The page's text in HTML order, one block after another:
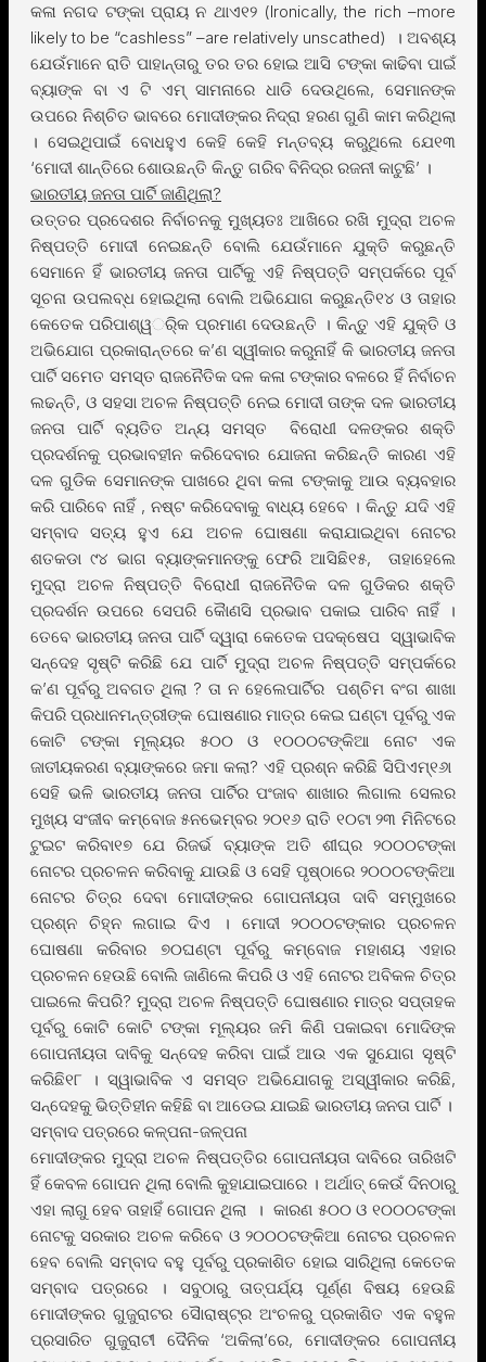
କଳା ନଗଦ ଟଙ୍କା ପ୍ରାୟ ନ ଥାଏ୧୨ (Ironically, the rich –more
likely to be “cashless” –are relatively unscathed) । ଅବଶ୍ୟ
ଯେଉଁମାନେ ରାତି ପାହାନ୍ତାରୁ ତର ତର ହୋଇ ଆସି ଟଙ୍କା କାଢିବା ପାଇଁ
ବ୍ୟାଙ୍କ ବା ଏ ଟି ଏମ୍ ସାମନାରେ ଧାଡି ଦେଉଥିଲେ, ସେମାନଙ୍କ
ଉପରେ ନିଶ୍ଚିତ ଭାବରେ ମୋଦୀଙ୍କର ନିଦ୍ରା ହରଣ ଗୁଣି କାମ କରିଥିଲା
। ସେଇଥିପାଇଁ ବୋଧହୁଏ କେହି କେହି ମନ୍ତବ୍ୟ କରୁଥିଲେ ଯେ୧୩
‘ମୋଦୀ ଶାନ୍ତିରେ ଶୋଉଛନ୍ତି କିନ୍ତୁ ଗରିବ ବିନିଦ୍ର ରଜନୀ କାଟୁଛି’ ।
ଭାରତୀୟ ଜନତା ପାର୍ଟି ଜାଣିଥିଲା?
ଉତ୍ତର ପ୍ରଦେଶର ନିର୍ବାଚନକୁ ମୁଖ୍ୟତଃ ଆଖିରେ ରଖି ମୁଦ୍ରା ଅଚଳ
ନିଷ୍ପତ୍ତି ମୋଦୀ ନେଇଛନ୍ତି ବୋଲି ଯେଉଁମାନେ ଯୁକ୍ତି କରୁଛନ୍ତି
ସେମାନେ ହିଁ ଭାରତୀୟ ଜନତା ପାର୍ଟିକୁ ଏହି ନିଷ୍ପତ୍ତି ସମ୍ପର୍କରେ ପୂର୍ବ
ସୂଚନା ଉପଲବ୍ଧ ହୋଇଥିଲା ବୋଲି ଅଭିଯୋଗ କରୁଛନ୍ତି୧୪ ଓ ତାହାର
କେତେକ ପରିପାଶ୍ୱର୍ିକ ପ୍ରମାଣ ଦେଉଛନ୍ତି । କିନ୍ତୁ ଏହି ଯୁକ୍ତି ଓ
ଅଭିଯୋଗ ପ୍ରକାରାନ୍ତରେ କ’ଣ ସ୍ୱୀକାର କରୁନାହିଁ କି ଭାରତୀୟ ଜନତା
ପାର୍ଟି ସମେତ ସମସ୍ତ ରାଜନୈତିକ ଦଳ କଳା ଟଙ୍କାର ବଳରେ ହିଁ ନିର୍ବାଚନ
ଲଢନ୍ତି, ଓ ସହସା ଅଚଳ ନିଷ୍ପତ୍ତି ନେଇ ମୋଦୀ ତାଙ୍କ ଦଳ ଭାରତୀୟ
ଜନତା ପାର୍ଟି ବ୍ୟତିତ ଅନ୍ୟ ସମସ୍ତ ବିରୋଧୀ ଦଳଙ୍କର ଶକ୍ତି
ପ୍ରଦର୍ଶନକୁ ପ୍ରଭାବହୀନ କରିଦେବାର ଯୋଜନା କରିଛନ୍ତି କାରଣ ଏହି
ଦଳ ଗୁଡିକ ସେମାନଙ୍କ ପାଖରେ ଥିବା କଳା ଟଙ୍କାକୁ ଆଉ ବ୍ୟବହାର
କରି ପାରିବେ ନାହିଁ , ନଷ୍ଟ କରିଦେବାକୁ ବାଧ୍ୟ ହେବେ । କିନ୍ତୁ ଯଦି ଏହି
ସମ୍ବାଦ ସତ୍ୟ ହୁଏ ଯେ ଅଚଳ ଘୋଷଣା କରାଯାଇଥିବା ନୋଟର
ଶତକଡା ୯୪ ଭାଗ ବ୍ୟାଙ୍କମାନଙ୍କୁ ଫେରି ଆସିଛି୧୫, ତାହାହେଲେ
ମୁଦ୍ରା ଅଚଳ ନିଷ୍ପତ୍ତି ବିରୋଧୀ ରାଜନୈତିକ ଦଳ ଗୁଡିକର ଶକ୍ତି
ପ୍ରଦର୍ଶନ ଉପରେ ସେପରି କୈାଣସି ପ୍ରଭାବ ପକାଇ ପାରିବ ନାହିଁ ।
ତେବେ ଭାରତୀୟ ଜନତା ପାର୍ଟି ଦ୍ୱାରା କେତେକ ପଦକ୍ଷେପ ସ୍ୱାଭାବିକ
ସନ୍ଦେହ ସୃଷ୍ଟି କରିଛି ଯେ ପାର୍ଟି ମୁଦ୍ରା ଅଚଳ ନିଷ୍ପତ୍ତି ସମ୍ପର୍କରେ
କ’ଣ ପୂର୍ବରୁ ଅବଗତ ଥିଲା ? ତା ନ ହେଲେପାର୍ଟିର ପଶ୍ଚିମ ବଂଗ ଶାଖା
କିପରି ପ୍ରଧାନମନ୍ତ୍ରୀଙ୍କ ଘୋଷଣାର ମାତ୍ର କେଇ ଘଣ୍ଟା ପୂର୍ବରୁ ଏକ
କୋଟି ଟଙ୍କା ମୂଲ୍ୟର ୫୦୦ ଓ ୧୦୦୦ଟଙ୍କିଆ ନୋଟ ଏକ
ଜାତୀୟକରଣ ବ୍ୟାଙ୍କରେ ଜମା କଲା? ଏହି ପ୍ରଶ୍ନ କରିଛି ସିପିଏମ୍୧୬ା
ସେହି ଭଳି ଭାରତୀୟ ଜନତା ପାର୍ଟିର ପଂଜାବ ଶାଖାର ଲିଗାଲ ସେଲର
ମୁଖ୍ୟ ସଂଜୀବ କମ୍ବୋଜ ୫ନଭେମ୍ବର ୨୦୧୬ ରାତି ୧୦ଟା ୨୩ ମିନିଟରେ
ଟୁଇଟ କରିବା୧୭ ଯେ ରିଜର୍ଭ ବ୍ୟାଙ୍କ ଅତି ଶୀଘ୍ର ୨୦୦୦ଟଙ୍କା
ନୋଟର ପ୍ରଚଳନ କରିବାକୁ ଯାଉଛି ଓ ସେହି ପୃଷ୍ଠାରେ ୨୦୦୦ଟଙ୍କିଆ
ନୋଟର ଚିତ୍ର ଦେବା ମୋଦୀଙ୍କର ଗୋପନୀୟତା ଦାବି ସମ୍ମୁଖରେ
ପ୍ରଶ୍ନ ଚିହ୍ନ ଲଗାଇ ଦିଏ । ମୋଦୀ ୨୦୦୦ଟଙ୍କାର ପ୍ରଚଳନ
ଘୋଷଣା କରିବାର ୭୦ଘଣ୍ଟା ପୂର୍ବରୁ କମ୍ବୋଜ ମହାଶୟ ଏହାର
ପ୍ରଚଳନ ହେଉଛି ବୋଲି ଜାଣିଲେ କିପରି ଓ ଏହି ନୋଟର ଅବିକଳ ଚିତ୍ର
ପାଇଲେ କିପରି? ମୁଦ୍ରା ଅଚଳ ନିଷ୍ପତ୍ତି ଘୋଷଣାର ମାତ୍ର ସପ୍ତାହକ
ପୂର୍ବରୁ କୋଟି କୋଟି ଟଙ୍କା ମୂଲ୍ୟର ଜମି କିଣି ପକାଇବା ମୋଦିଙ୍କ
ଗୋପନୀୟତା ଦାବିକୁ ସନ୍ଦେହ କରିବା ପାଇଁ ଆଉ ଏକ ସୁଯୋଗ ସୃଷ୍ଟି
କରିଛି୧୮ । ସ୍ୱାଭାବିକ ଏ ସମସ୍ତ ଅଭିଯୋଗକୁ ଅସ୍ୱୀକାର କରିଛି,
ସନ୍ଦେହକୁ ଭିତ୍ତିହୀନ କହିଛି ବା ଆଡେଇ ଯାଇଛି ଭାରତୀୟ ଜନତା ପାର୍ଟି ।
ସମ୍ବାଦ ପତ୍ରରେ କଳ୍ପନା-ଜଳ୍ପନା
ମୋଦୀଙ୍କର ମୁଦ୍ରା ଅଚଳ ନିଷ୍ପତ୍ତିର ଗୋପନୀୟତା ଦାବିରେ ତାରିଖଟି
ହିଁ କେବଳ ଗୋପନ ଥିଲା ବୋଲି କୁହାଯାଇପାରେ । ଅର୍ଥାତ୍ କେଉଁ ଦିନଠାରୁ
ଏହା ଲାଗୁ ହେବ ତାହାହିଁ ଗୋପନ ଥିଲା । କାରଣ ୫୦୦ ଓ ୧୦୦୦ଟଙ୍କା
ନୋଟକୁ ସରକାର ଅଚଳ କରିବେ ଓ ୨୦୦୦ଟଙ୍କିଆ ନୋଟର ପ୍ରଚଳନ
ହେବ ବୋଲି ସମ୍ବାଦ ବହୁ ପୂର୍ବରୁ ପ୍ରକାଶିତ ହୋଇ ସାରିଥିଲା କେତେକ
ସମ୍ବାଦ ପତ୍ରରେ । ସବୁଠାରୁ ତାତ୍ପର୍ଯ୍ୟ ପୂର୍ଣ୍ଣ ବିଷୟ ହେଉଛି
ମୋଦୀଙ୍କର ଗୁଜୁରାଟର ସୈାରାଷ୍ଟ୍ର ଅଂଚଳରୁ ପ୍ରକାଶିତ ଏକ ବହୁଳ
ପ୍ରସାରିତ ଗୁଜୁରାଟୀ ଦୈନିକ ‘ଅକିଲା’ରେ, ମୋଦୀଙ୍କର ଗୋପନୀୟ